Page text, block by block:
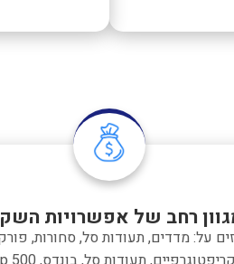
רחב של אפשרויות
על: מדדים, תעודות סל, סחורות,